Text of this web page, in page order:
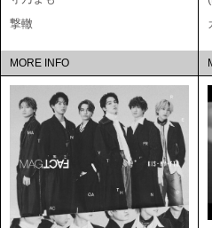
撃轍
MORE INFO